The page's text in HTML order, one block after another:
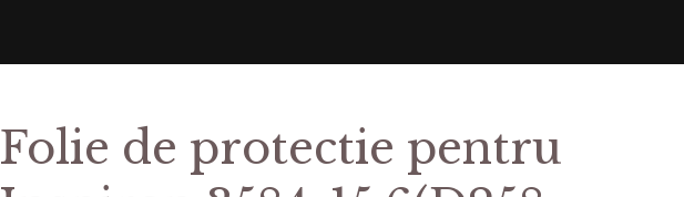
Folie de protectie pentru